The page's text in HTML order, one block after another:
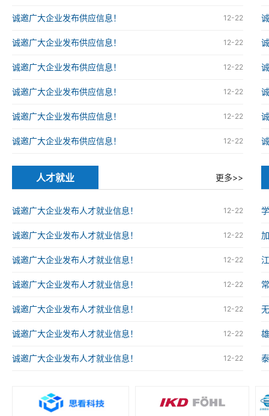
12-22
诚邀广大企业发布供应信息！
12-22
诚邀广大企业发布供应信息！
12-22
诚邀广大企业发布供应信息！
12-22
诚邀广大企业发布供应信息！
12-22
诚邀广大企业发布供应信息！
12-22
诚邀广大企业发布供应信息！
人才就业 更多>>
12-22
诚邀广大企业发布人才就业信息！
12-22
诚邀广大企业发布人才就业信息！
12-22
诚邀广大企业发布人才就业信息！
12-22
诚邀广大企业发布人才就业信息！
12-22
诚邀广大企业发布人才就业信息！
12-22
诚邀广大企业发布人才就业信息！
12-22
诚邀广大企业发布人才就业信息！